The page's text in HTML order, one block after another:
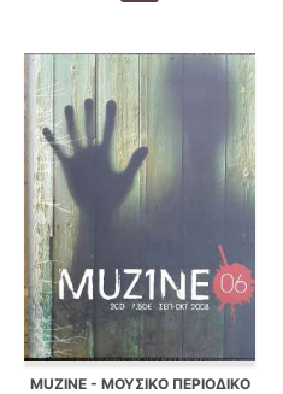
MUZINE - ΜΟΥΣΙΚΟ ΠΕΡΙΟΔΙΚΟ